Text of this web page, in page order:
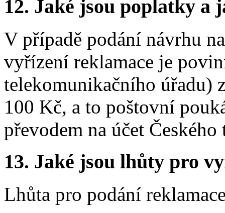
12. Jaké jsou poplatky a
V případě podání návrhu
vyřízení reklamace je
telekomunikačního úřadu)
100 Kč, a to poštovní
převodem na účet
13. Jaké jsou lhůty pro
Lhůta pro podání